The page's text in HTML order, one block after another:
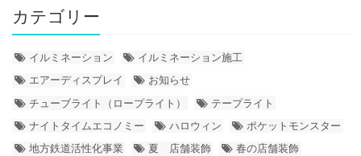
カテゴリー
イルミネーション
イルミネーション施工
エアーディスプレイ
お知らせ
チューブライト（ロープライト）
テープライト
ナイトタイムエコノミー
ハロウィン
ポケットモンスター
地方鉄道活性化事業
夏 店舗装飾
春の店舗装飾